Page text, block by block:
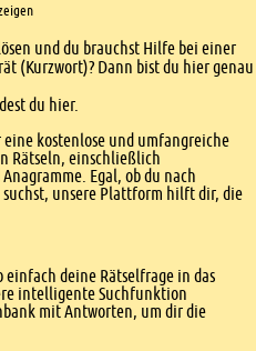
und du brauchst Hilfe bei einer
(Kurzwort)? Dann bist du hier genau
du hier.
kostenlose und umfangreiche
Rätseln, einschließlich
Egal, ob du nach
unsere Plattform hilft dir, die
einfach deine Rätselfrage in das
intelligente Suchfunktion
mit Antworten, um dir die